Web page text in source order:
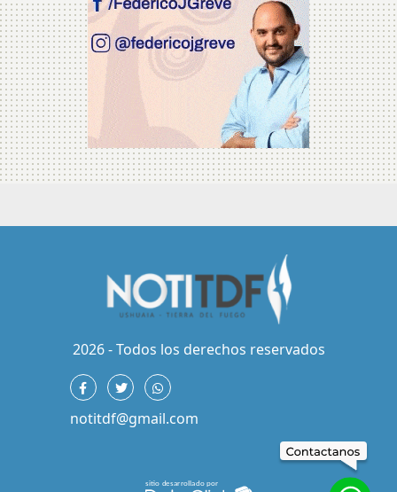
2026 - Todos los derechos reservados
notitdf@gmail.com